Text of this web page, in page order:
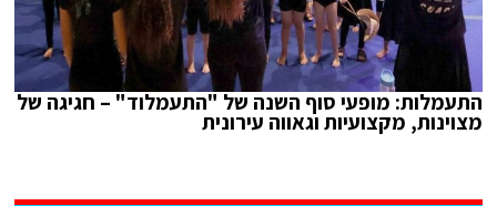
התעמלות: מופעי סוף השנה של "התעמלוד" – חגיגה של
מצוינות, מקצועיות וגאווה עירונית